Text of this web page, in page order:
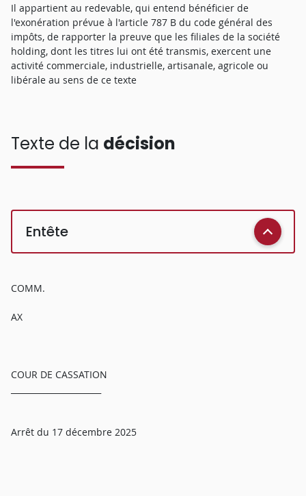
Il appartient au redevable, qui entend bénéficier de
l'exonération prévue à l'article 787 B du code général des
impôts, de rapporter la preuve que les filiales de la société
holding, dont les titres lui ont été transmis, exercent une
activité commerciale, industrielle, artisanale, agricole ou
libérale au sens de ce texte
Texte de la décision
Entête
COMM.
AX
COUR DE CASSATION
Arrêt du 17 décembre 2025